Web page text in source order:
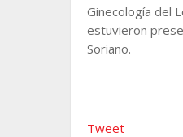
Ginecología del
estuvieron
Soriano.
Tweet